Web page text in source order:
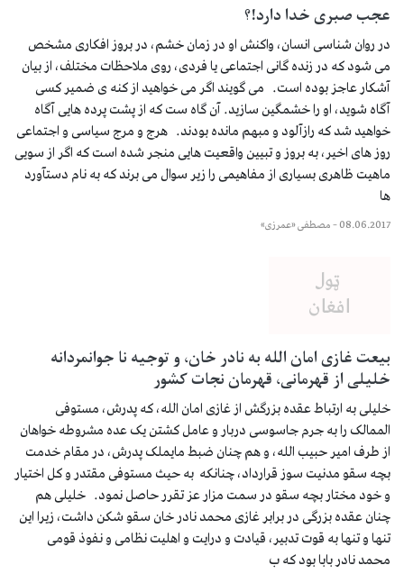
عجب صبری خدا دارد!؟
در روان شناسی انسان، واکنش او در زمان خشم، در بروز افکاری مشخص
می شود که در زنده گانی اجتماعی یا فردی، روی ملاحظات مختلف، از بیان
آشکار عاجز بوده است. می گویند اگر می خواهید از کنه ی ضمیر کسی
آگاه شوید، او را خشمگین سازید. آن گاه ست که از پشت پرده هایی آگاه
خواهید شد که رازآلود و مبهم مانده بودند. هرج و مرج سیاسی و اجتماعی
روز های اخیر، به بروز و تبیین واقعیت هایی منجر شده است که اگر از سویی
ماهیت ظاهری بسیاری از مفاهیمی را زیر سوال می برند که به نام دستآورد
ها
08.06.2017
–مصطفی «عمرزی»
بیعت غازی امان الله به نادر خان، و توجیه نا جوانمردانه
خلیلی از قهرمانی، قهرمان نجات کشور
خلیلی به ارتباط عقده بزرگش از غازی امان الله، که پدرش، مستوفی
الممالک را به جرم جاسوسی دربار و عامل کشتن یک عده مشروطه خواهان
از طرف امیر حبیب الله، و هم چنان ضبط مایملک پدرش، در مقام خدمت
بچه سقو مدنیت سوز قرارداد، چنانکه به حیث مستوفی مقتدر و کل اختیار
و خود مختار بچه سقو در سمت مزار عز تقرر حاصل نمود. خلیلی هم
چنان عقده بزرگی در برابر غازی محمد نادر خان سقو شکن داشت، زیرا این
تنها و تنها به قوت تدبیر، قیادت و درایت و اهلیت نظامی و نفوذ قومی
محمد نادر بابا بود که ب